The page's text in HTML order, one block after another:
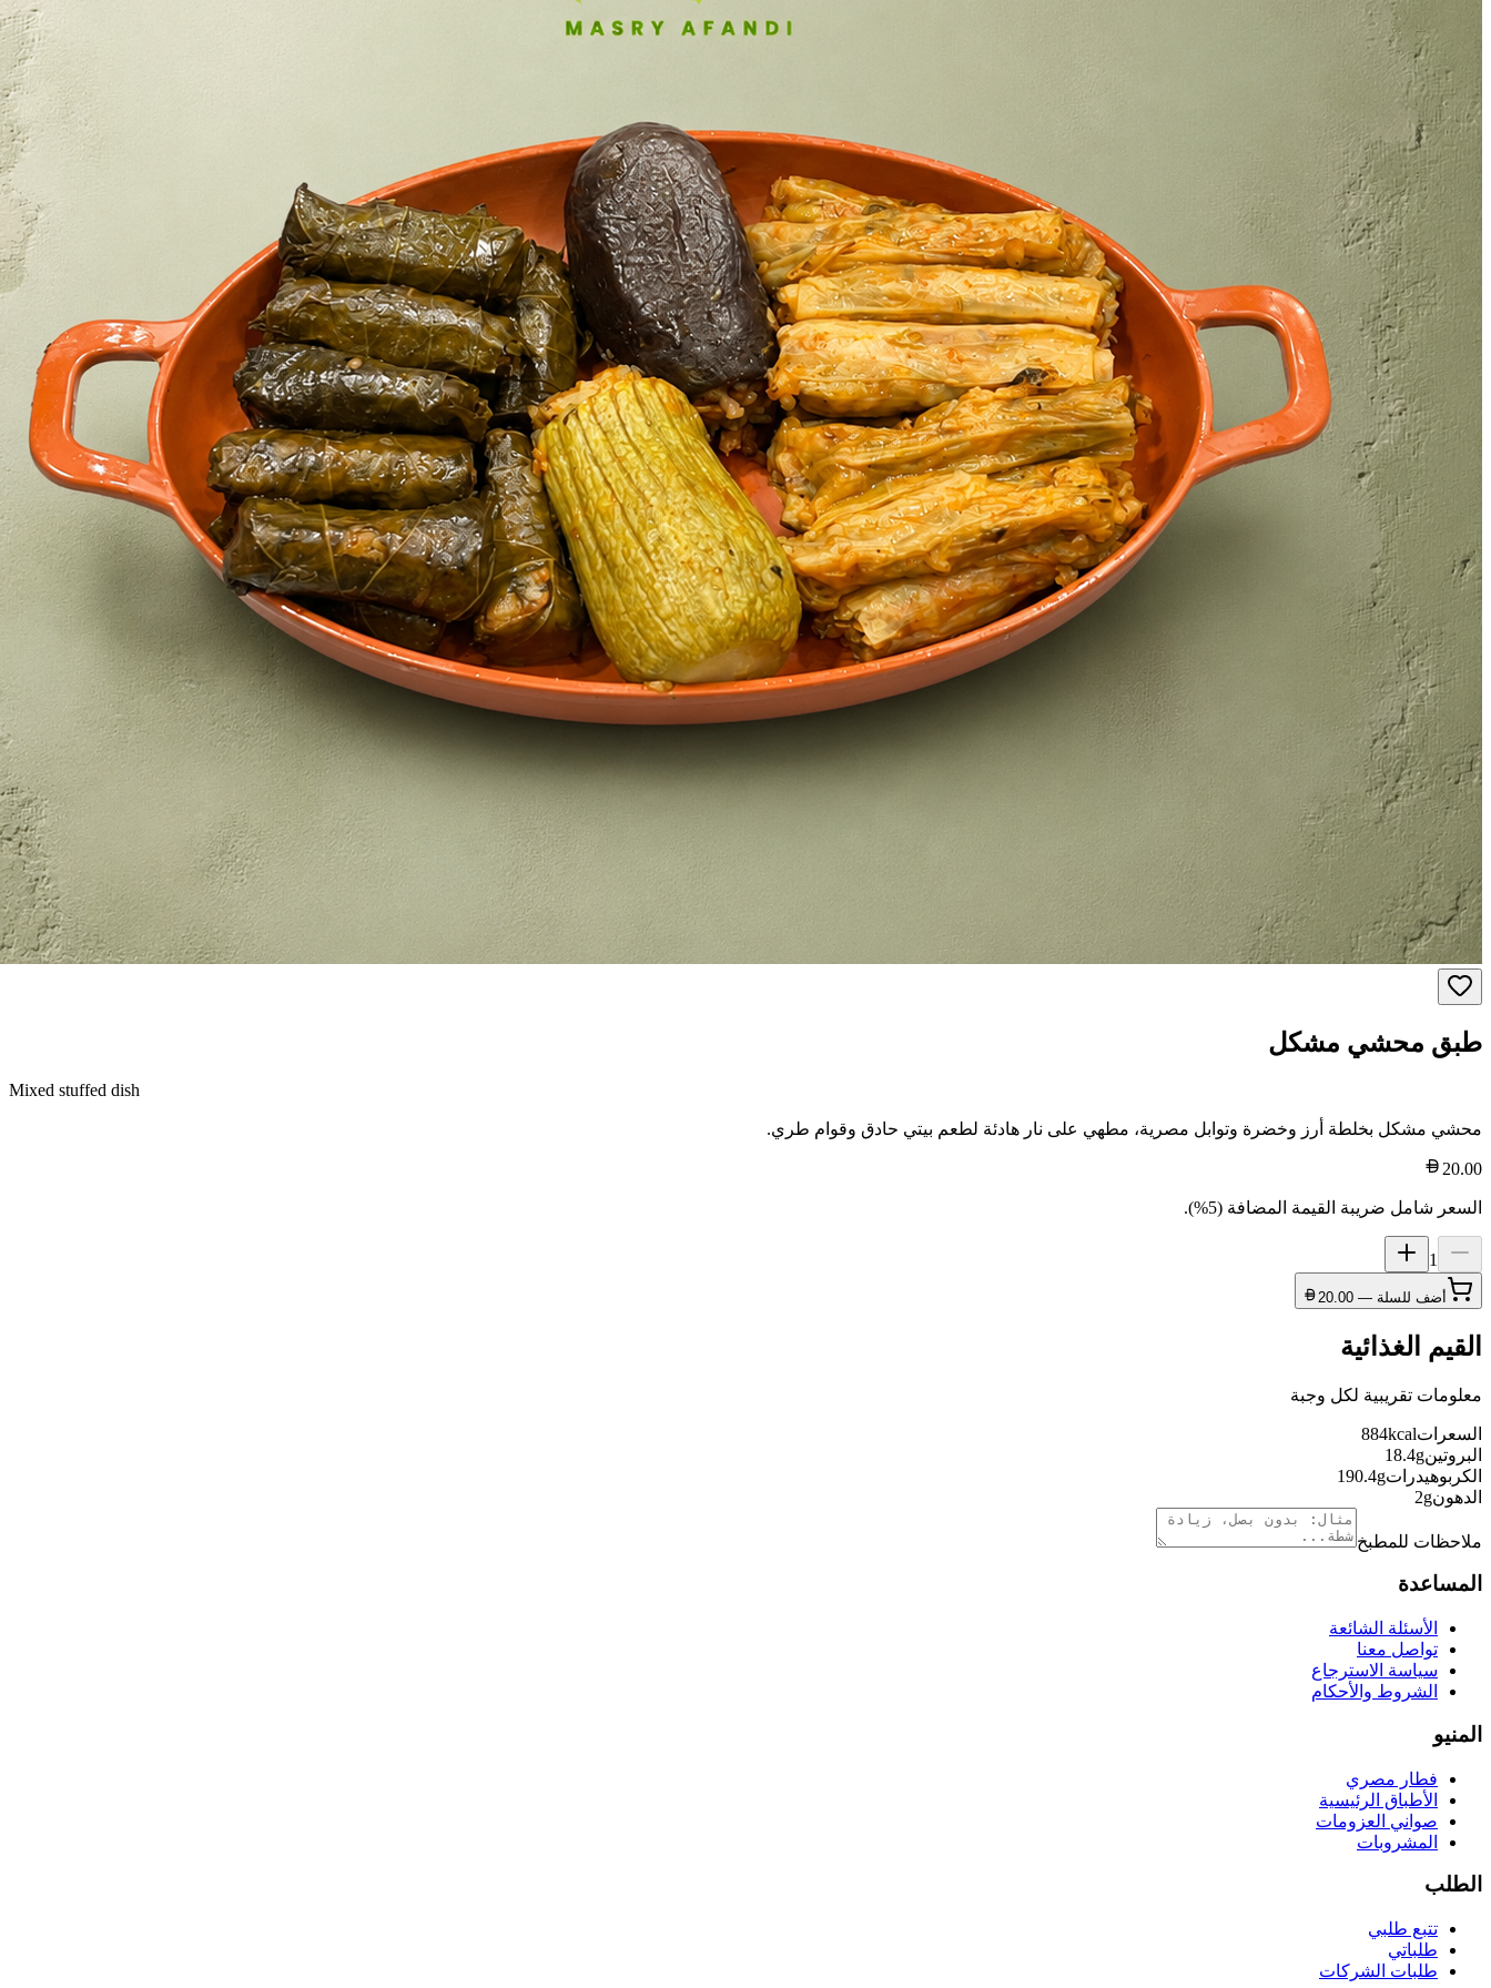
طبق محشي مشكل
Mixed stuffed dish
محشي مشكل بخلطة أرز وخضرة وتوابل مصرية، مطهي على نار هادئة لطعم بيتي حادق وقوام طري.
20.00
السعر شامل ضريبة القيمة المضافة (5%).
1
أضف للسلة — 20.00
القيم الغذائية
معلومات تقريبية لكل وجبة
السعرات 884kcal
البروتين 18.4g
الكربوهيدرات 190.4g
الدهون 2g
ملاحظات للمطبخ
المساعدة
الأسئلة الشائعة
تواصل معنا
سياسة الاسترجاع
الشروط والأحكام
المنيو
فطار مصري
الأطباق الرئيسية
صواني العزومات
المشروبات
الطلب
تتبع طلبي
طلباتي
طلبات الشركات